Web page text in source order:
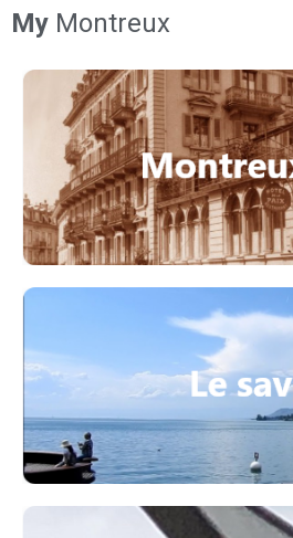
My Montreux